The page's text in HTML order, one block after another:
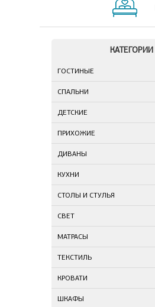
КАТЕГОРИИ
ГОСТИНЫЕ
СПАЛЬНИ
ДЕТСКИЕ
ПРИХОЖИЕ
ДИВАНЫ
КУХНИ
СТОЛЫ И СТУЛЬЯ
СВЕТ
МАТРАСЫ
ТЕКСТИЛЬ
КРОВАТИ
ШКАФЫ